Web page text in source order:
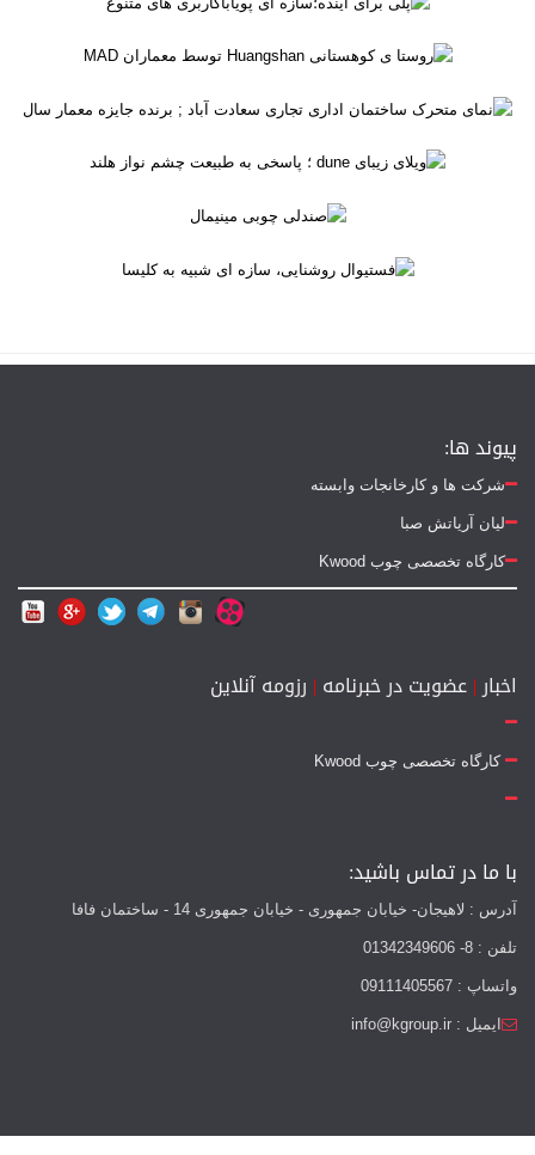
پیوند ها:
شرکت ها و کارخانجات وابسته
لیان آریاتش صبا
کارگاه تخصصی چوب Kwood
اخبار|عضویت در خبرنامه | رزومه آنلاین
کارگاه تخصصی چوب Kwood
با ما در تماس باشید:
آدرس : لاهیجان- خیابان جمهوری - خیابان جمهوری 14 - ساختمان فافا
تلفن : 8- 01342349606
واتساپ : 09111405567
ایمیل : info@kgroup.ir